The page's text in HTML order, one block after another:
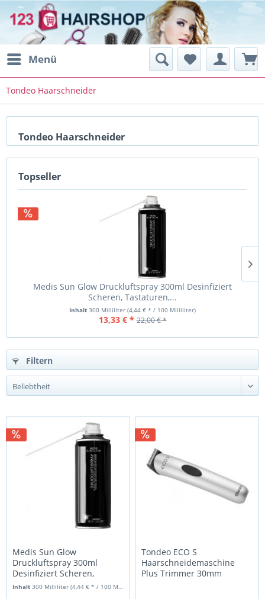
Menü
Tondeo Haarschneider
Tondeo Haarschneider
Topseller
Medis Sun Glow Druckluftspray 300ml Desinfiziert
Scheren, Tastaturen,...
Inhalt 300 Milliliter (4,44 € * / 100 Milliliter)
13,33 € * 22,00 € *
Filtern
Medis Sun Glow
Druckluftspray 300ml
Desinfiziert Scheren,
Tastaturen,...
Inhalt300 Milliliter(4,44 € * / 100 Milliliter)
Tondeo ECO S
Haarschneidemaschine
Plus Trimmer 30mm